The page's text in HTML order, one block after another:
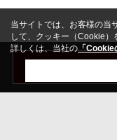
当サイトでは、お客様の当
して、クッキー（Cookie）
詳しくは、当社の「Cookie